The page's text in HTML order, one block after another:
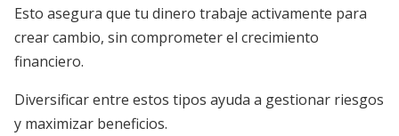
Esto asegura que tu dinero trabaje activamente para
crear cambio, sin comprometer el crecimiento
financiero.
Diversificar entre estos tipos ayuda a gestionar riesgos
y maximizar beneficios.